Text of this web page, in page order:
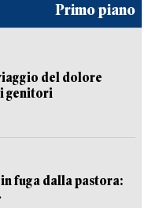
Primo piano
del dolore
genitori
fuga dalla pastora: